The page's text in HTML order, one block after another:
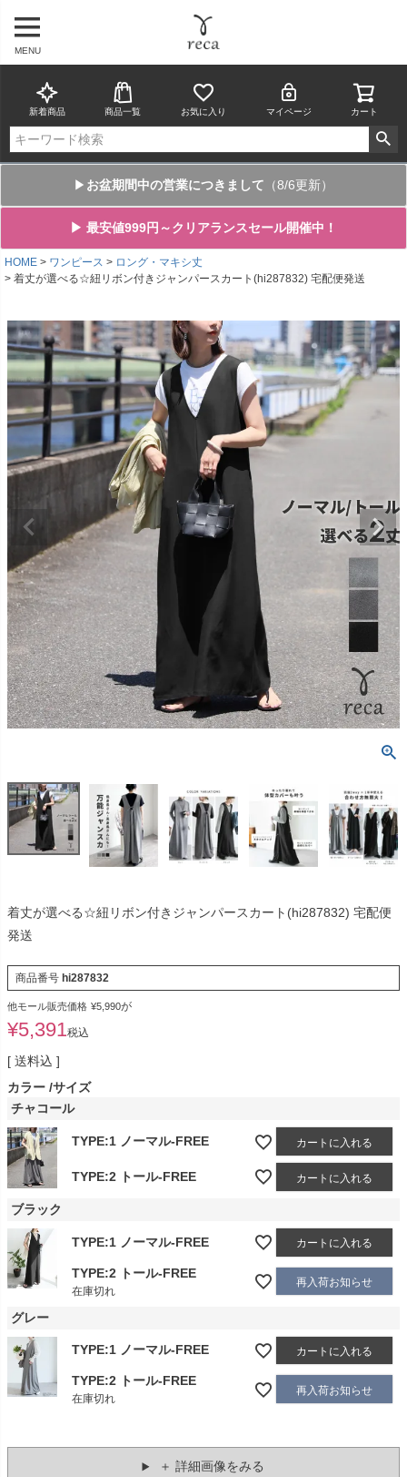
MENU
新着商品 商品一覧 お気に入り マイページ カート
▶ お盆期間中の営業につきまして （8/6更新）
▶ 最安値999円～クリアランスセール開催中！
HOME ワンピース
ロング・マキシ丈
着丈が選べる☆紐リボン付きジャンパースカート(hi287832) 宅配便発送
着丈が選べる☆紐リボン付きジャンパースカート(hi287832) 宅配便
発送
商品番号 hi287832
他モール販売価格 ¥5,990が
¥5,391税込
送料込
カラー サイズ
チャコール
TYPE:1 ノーマル-FREE カートに入れる
TYPE:2 トール-FREE カートに入れる
ブラック
TYPE:1 ノーマル-FREE カートに入れる
TYPE:2 トール-FREE
在庫切れ
再入荷お知らせ
グレー
TYPE:1 ノーマル-FREE カートに入れる
TYPE:2 トール-FREE
在庫切れ
再入荷お知らせ
＋ 詳細画像をみる